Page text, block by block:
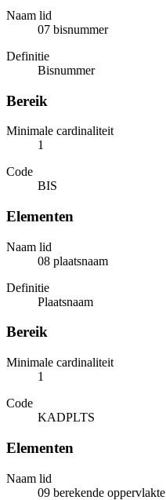
Naam lid
07 bisnummer
Definitie
Bisnummer
Bereik
Minimale cardinaliteit
1
Code
BIS
Elementen
Naam lid
08 plaatsnaam
Definitie
Plaatsnaam
Bereik
Minimale cardinaliteit
1
Code
KADPLTS
Elementen
Naam lid
09 berekende oppervlakte